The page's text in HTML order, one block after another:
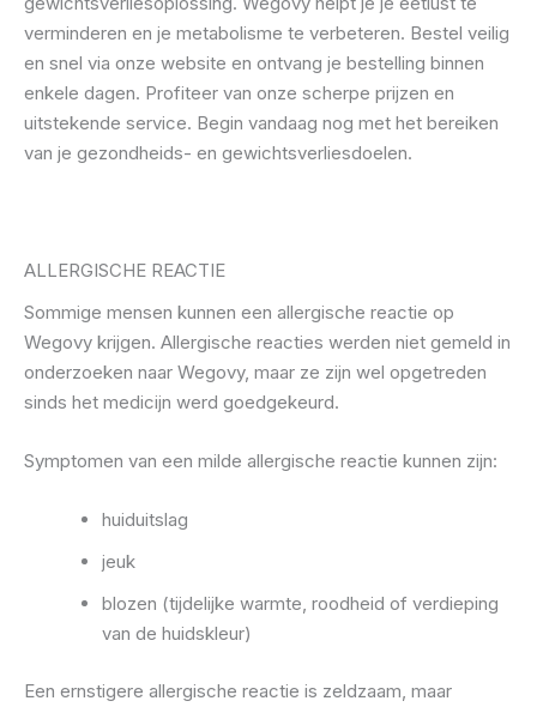
verminderen en je metabolisme te verbeteren. Bestel veilig
en snel via onze website en ontvang je bestelling binnen
enkele dagen. Profiteer van onze scherpe prijzen en
uitstekende service. Begin vandaag nog met het bereiken
van je gezondheids- en gewichtsverliesdoelen.
ALLERGISCHE REACTIE
Sommige mensen kunnen een allergische reactie op
Wegovy krijgen. Allergische reacties werden niet gemeld in
onderzoeken naar Wegovy, maar ze zijn wel opgetreden
sinds het medicijn werd goedgekeurd.
Symptomen van een milde allergische reactie kunnen zijn:
huiduitslag
jeuk
blozen (tijdelijke warmte, roodheid of verdieping
van de huidskleur)
Een ernstigere allergische reactie is zeldzaam, maar